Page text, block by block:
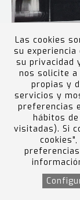
DE ÉXITO Y
PARA S. A.
Las cookies
su experiencia
su privacidad
nos solicite a
propias y
servicios y
preferencias
hábitos
visitadas). Si